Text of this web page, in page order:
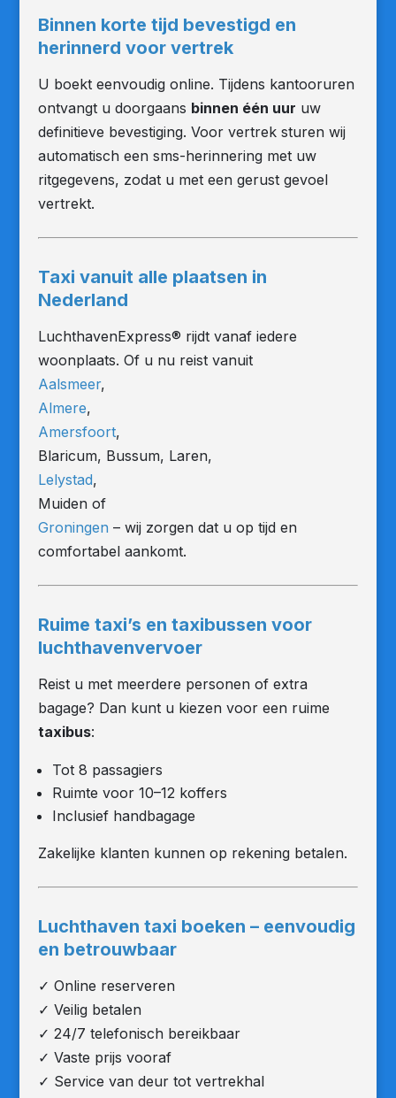
Binnen korte tijd bevestigd en
herinnerd voor vertrek
U boekt eenvoudig online. Tijdens kantooruren
ontvangt u doorgaans binnen één uur uw
definitieve bevestiging. Voor vertrek sturen wij
automatisch een sms-herinnering met uw
ritgegevens, zodat u met een gerust gevoel
vertrekt.
Taxi vanuit alle plaatsen in
Nederland
LuchthavenExpress® rijdt vanaf iedere
woonplaats. Of u nu reist vanuit
Aalsmeer,
Almere,
Amersfoort,
Blaricum, Bussum, Laren,
Lelystad,
Muiden of
Groningen – wij zorgen dat u op tijd en
comfortabel aankomt.
Ruime taxi’s en taxibussen voor
luchthavenvervoer
Reist u met meerdere personen of extra
bagage? Dan kunt u kiezen voor een ruime
taxibus:
Tot 8 passagiers
Ruimte voor 10–12 koffers
Inclusief handbagage
Zakelijke klanten kunnen op rekening betalen.
Luchthaven taxi boeken – eenvoudig
en betrouwbaar
✓ Online reserveren
✓ Veilig betalen
✓ 24/7 telefonisch bereikbaar
✓ Vaste prijs vooraf
✓ Service van deur tot vertrekhal